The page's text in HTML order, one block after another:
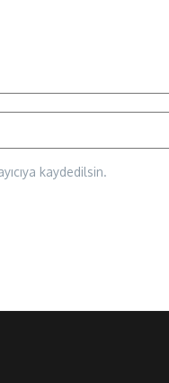
kaydedilsin.